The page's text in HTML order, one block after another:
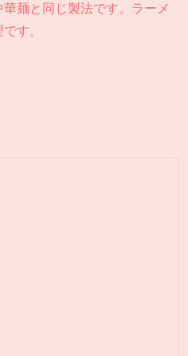
麺と同じ製法です。ラーメ
す。